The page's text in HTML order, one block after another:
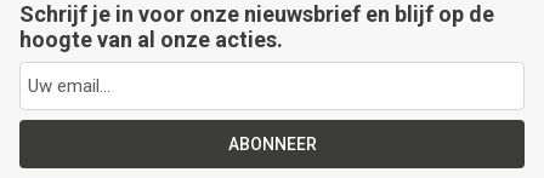
Schrijf je in voor onze nieuwsbrief en blijf op de
hoogte van al onze acties.
ABONNEER